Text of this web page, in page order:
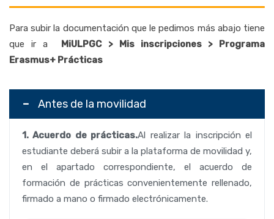
Para subir la documentación que le pedimos más abajo tiene
que ir a MiULPGC > Mis inscripciones > Programa
Erasmus+ Prácticas
Antes de la movilidad
1. Acuerdo de prácticas.Al realizar la inscripción el
estudiante deberá subir a la plataforma de movilidad y,
en el apartado correspondiente, el acuerdo de
formación de prácticas convenientemente rellenado,
firmado a mano o firmado electrónicamente.